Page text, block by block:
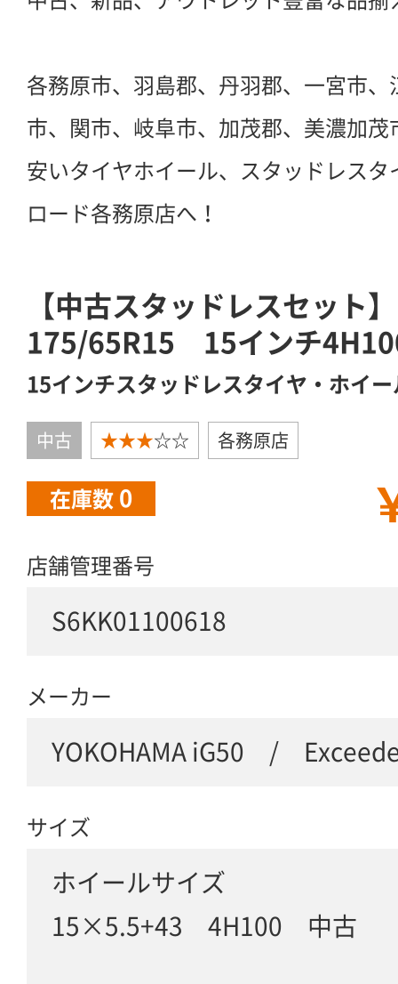
各務原市、羽島郡、丹羽郡、一宮市
市、関市、岐阜市、加茂郡、美濃加茂
安いタイヤホイール、スタッドレス
ロード各務原店へ！
【中古スタッドレスセット
175/65R15 15インチ
15インチスタッドレスタイヤ・ホイ
中古 ★★★☆☆ 各務原店
在庫数 0
店舗管理番号
S6KK01100618
メーカー
YOKOHAMA iG50 /
サイズ
ホイールサイズ
15×5.5+43 4H100 中古